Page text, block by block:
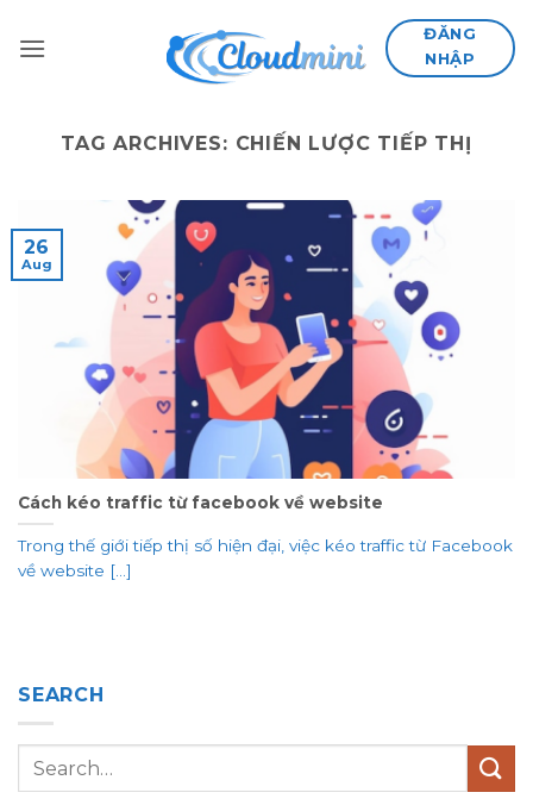
ĐĂNG
NHẬP
TAG ARCHIVES: CHIẾN LƯỢC TIẾP THỊ
Cách kéo traffic từ facebook về website
Trong thế giới tiếp thị số hiện đại, việc kéo traffic từ Facebook
về website [...]
26
Aug
SEARCH